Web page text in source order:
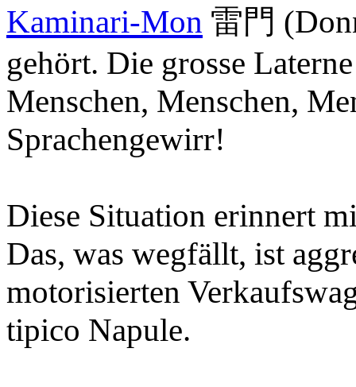
Kaminari-Mon 雷門
gehört. Die grosse
Menschen, Menschen,
Sprachengewirr!
Diese Situation erinnert
Das, was wegfällt, ist
motorisierten
tipico Napule.